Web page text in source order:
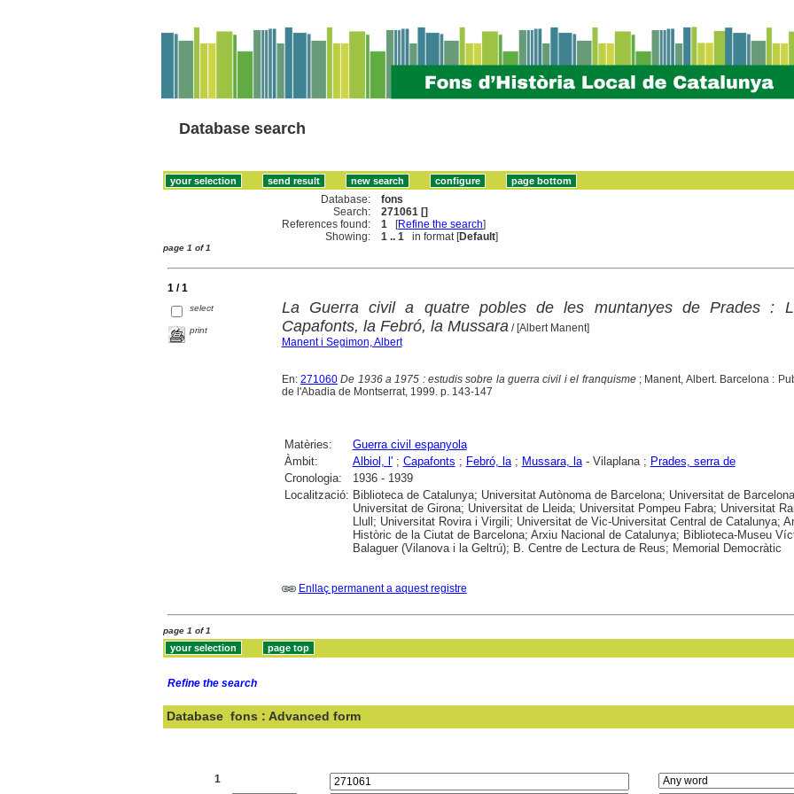
Database search
Database:
fons
Search:
271061 []
References found:
1 [Refine the search]
Showing:
1 .. 1 in format [Default]
page 1 of 1
1 / 1
select
print
La Guerra civil a quatre pobles de les muntanyes de Prades :
Capafonts, la Febró, la Mussara/ [Albert Manent]
Manent i Segimon, Albert
En: 271060 De 1936 a 1975 : estudis sobre la guerra civil i el franquisme; Manent, Albert. Barcelona :
de l'Abadia de Montserrat, 1999. p. 143-147
Matèries:
Guerra civil espanyola
Àmbit:
Albiol, l'; Capafonts ; Febró, la; Mussara, la- Vilaplana ; Prades, serra de
Cronologia:
1936 - 1939
Localització: Biblioteca de Catalunya; Universitat Autònoma de Barcelona; Universitat de
Universitat de Girona; Universitat de Lleida; Universitat Pompeu Fabra; Universitat
Llull; Universitat Rovira i Virgili; Universitat de Vic-Universitat Central de Catalunya;
Històric de la Ciutat de Barcelona; Arxiu Nacional de Catalunya; Biblioteca-Museu
Balaguer (Vilanova i la Geltrú); B. Centre de Lectura de Reus; Memorial Democràtic
Enllaç permanent a aquest registre
page 1 of 1
Refine the search
Database fons : Advanced form
1